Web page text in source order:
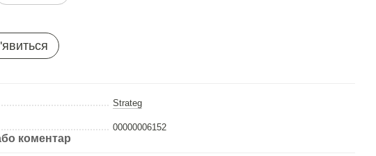
Strateg
00000006152
коментар